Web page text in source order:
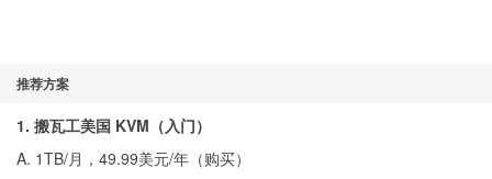
推荐方案
1. 搬瓦工美国 KVM（入门）
A. 1TB/月，49.99美元/年（购买）